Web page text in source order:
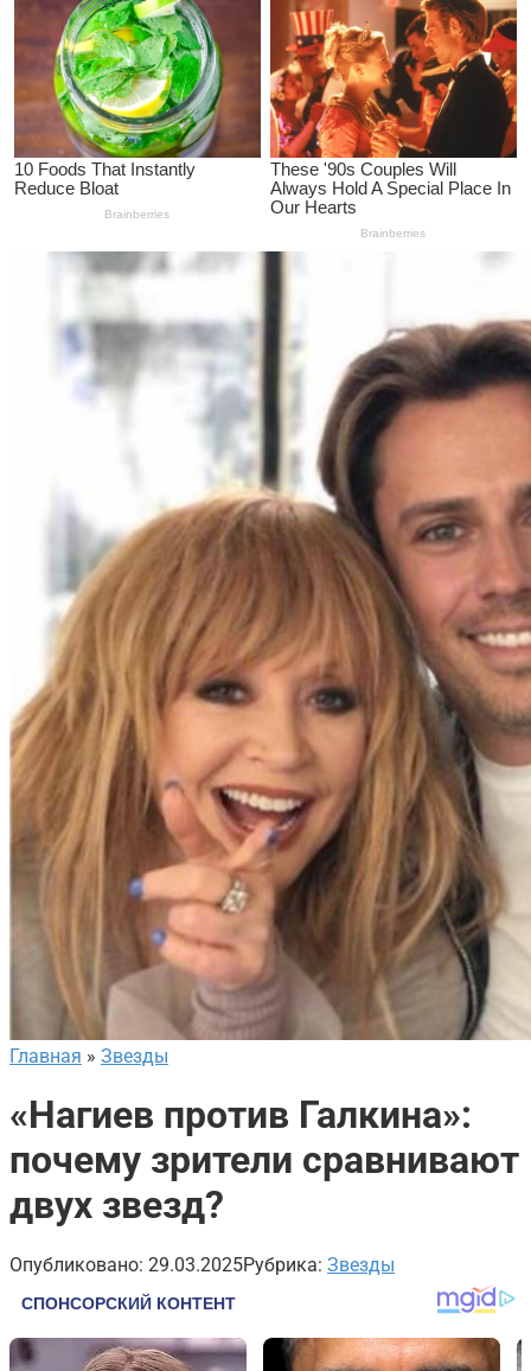
Главная » Звезды
«Нагиев против Галкина»:
почему зрители сравнивают
двух звезд?
Опубликовано: 29.03.2025Рубрика: Звезды